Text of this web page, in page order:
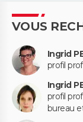
VOUS
Ingrid
profil
Ingrid
profil
bureau